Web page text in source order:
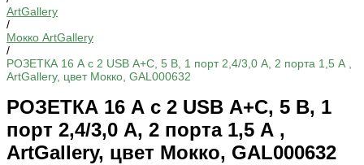
ArtGallery
/
Мокко ArtGallery
/
РОЗЕТКА 16 А с 2 USB А+С, 5 В, 1 порт 2,4/3,0 А, 2 порта 1,5 А ,
ArtGallery, цвет Мокко, GAL000632
РОЗЕТКА 16 А с 2 USB А+С, 5 В, 1
порт 2,4/3,0 А, 2 порта 1,5 А ,
ArtGallery, цвет Мокко, GAL000632